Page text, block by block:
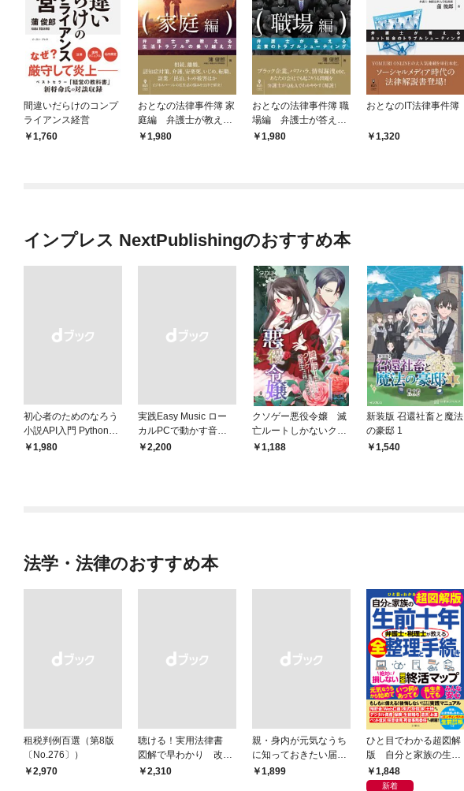
間違いだらけのコンプ
ライアンス経営
1,760
おとなの法律事件簿 家
庭編 弁護士が教える
生活トラブルの乗り越
1,980
おとなの法律事件簿 職
場編 弁護士が答える
企業のトラブルシュー
1,980
おとなのIT法律事件簿
1,320
インプレス NextPublishingのおすすめ本
初心者のためのなろう
小説API入門 Pythonで
作るデータ活用法
￥1,980
実践Easy Music ロー
カルPCで動かす音楽
生成AI完全ガイド
￥2,200
クソゲー悪役令嬢 滅
亡ルートしかないクソ
ゲーに転生したけど、
1,188
新装版 召還社畜と魔法
の豪邸 1
1,540
法学・法律のおすすめ本
租税判例百選（第8版
〔No.276〕）
￥2,970
聴ける！実用法律書
図解で早わかり 改訂
新版 裁判・訴訟の法
￥2,310
親・身内が元気なうち
に知っておきたい届
出・手続きの準備（き
￥1,899
ひと目でわかる超図解
版 自分と家族の生前
十年 弁護士・税理士
が教える全整理と手続
1,848
新着